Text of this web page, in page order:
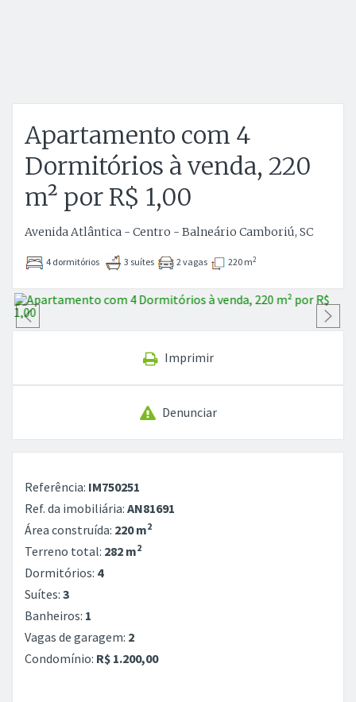
Apartamento com 4
Dormitórios à venda, 220
m² por R$ 1,00
Avenida Atlântica - Centro - Balneário Camboriú, SC
4 dormitórios 3 suítes 2 vagas 220 m2
Anterior
Imprimir
Denunciar
Referência: IM750251
Ref. da imobiliária: AN81691
Área construída: 220 m2
Terreno total: 282 m2
Dormitórios: 4
Suítes: 3
Banheiros: 1
Vagas de garagem: 2
Condomínio: R$ 1.200,00